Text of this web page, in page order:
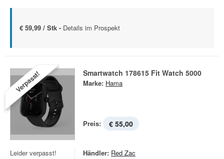
€ 59,99 / Stk - Details im Prospekt
Verpasst! Smartwatch 178615 Fit Watch 5000
Marke: Hama
Preis: € 55,00
Leider verpasst!
Händler: Red Zac